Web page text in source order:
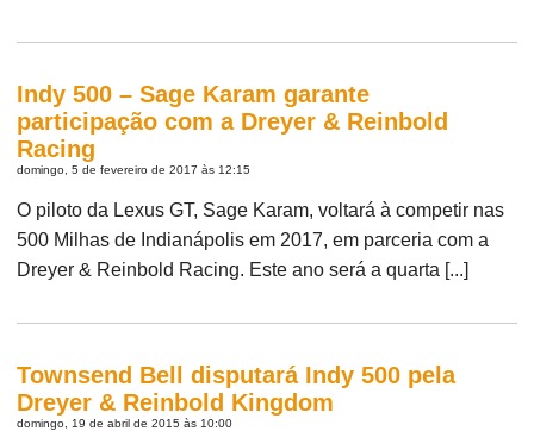
Indy 500 – Sage Karam garante
participação com a Dreyer & Reinbold
Racing
domingo, 5 de fevereiro de 2017 às 12:15
O piloto da Lexus GT, Sage Karam, voltará à competir nas
500 Milhas de Indianápolis em 2017, em parceria com a
Dreyer & Reinbold Racing. Este ano será a quarta [...]
Townsend Bell disputará Indy 500 pela
Dreyer & Reinbold Kingdom
domingo, 19 de abril de 2015 às 10:00